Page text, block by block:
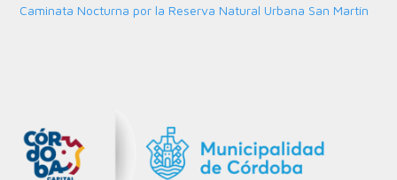
Caminata Nocturna por la Reserva Natural Urbana San Martín